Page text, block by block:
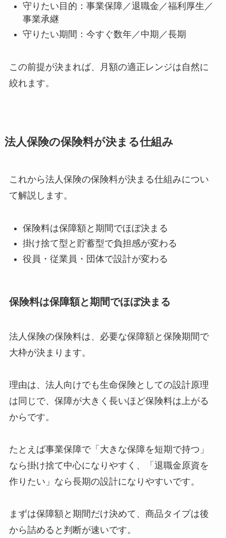
守りたい目的：事業保障／退職金／福利厚生／
事業承継
守りたい期間：今すぐ数年／中期／長期
この前提が決まれば、月額の適正レンジは自然に
絞れます。
法人保険の保険料が決まる仕組み
これから法人保険の保険料が決まる仕組みについ
て解説します。
保険料は保障額と期間でほぼ決まる
掛け捨て型と貯蓄型で負担感が変わる
役員・従業員・団体で設計が変わる
保険料は保障額と期間でほぼ決まる
法人保険の保険料は、必要な保障額と保険期間で
大枠が決まります。
理由は、法人向けでも生命保険としての設計原理
は同じで、保障が大きく長いほど保険料は上がる
からです。
たとえば事業保障で「大きな保障を短期で持つ」
なら掛け捨て中心になりやすく、「退職金原資を
作りたい」なら長期の設計になりやすいです。
まずは保障額と期間だけ決めて、商品タイプは後
から詰めると判断が速いです。